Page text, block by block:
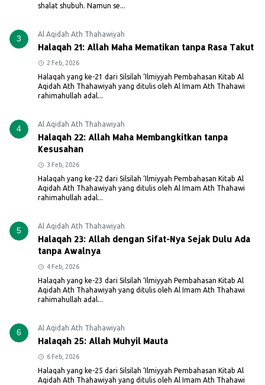
shalat shubuh. Namun se...
3 Al Aqidah Ath Thahawiyah
Halaqah 21: Allah Maha Mematikan tanpa Rasa Takut
2 Feb, 2026
Halaqah yang ke-21 dari Silsilah ‘Ilmiyyah Pembahasan Kitab Al
Aqidah Ath Thahawiyah yang ditulis oleh Al Imam Ath Thahawi
rahimahullah adal...
4 Al Aqidah Ath Thahawiyah
Halaqah 22: Allah Maha Membangkitkan tanpa
Kesusahan
3 Feb, 2026
Halaqah yang ke-22 dari Silsilah ‘Ilmiyyah Pembahasan Kitab Al
Aqidah Ath Thahawiyah yang ditulis oleh Al Imam Ath Thahawi
rahimahullah adal...
5 Al Aqidah Ath Thahawiyah
Halaqah 23: Allah dengan Sifat-Nya Sejak Dulu Ada
tanpa Awalnya
4 Feb, 2026
Halaqah yang ke-23 dari Silsilah ‘Ilmiyyah Pembahasan Kitab Al
Aqidah Ath Thahawiyah yang ditulis oleh Al Imam Ath Thahawi
rahimahullah adal...
6 Al Aqidah Ath Thahawiyah
Halaqah 25: Allah Muhyil Mauta
6 Feb, 2026
Halaqah yang ke-25 dari Silsilah ‘Ilmiyyah Pembahasan Kitab Al
Aqidah Ath Thahawiyah yang ditulis oleh Al Imam Ath Thahawi